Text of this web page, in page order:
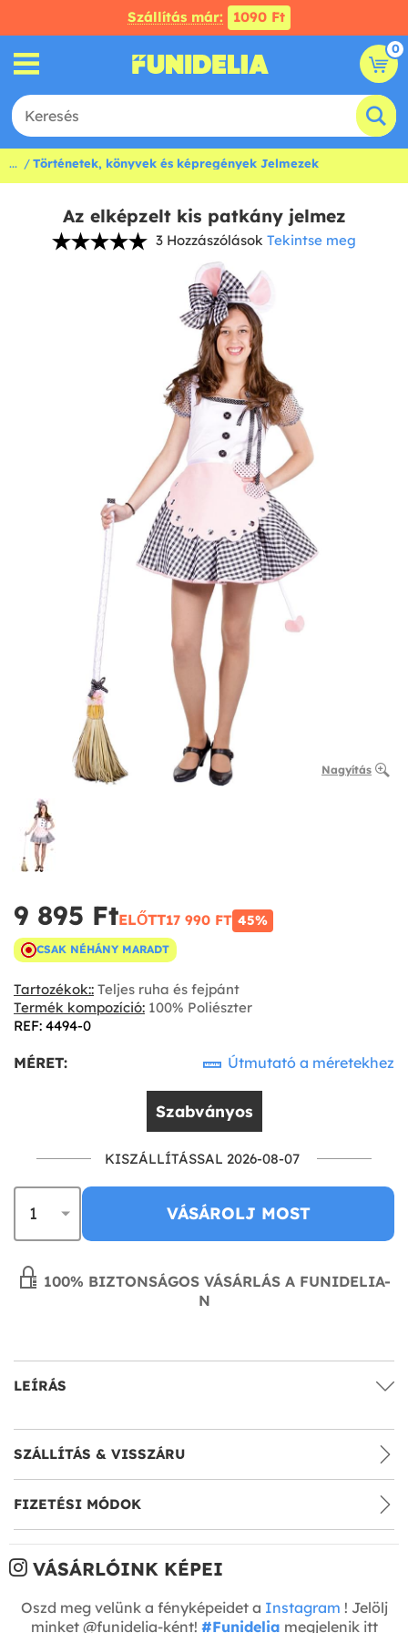
Szállítás már: 1090 Ft
0
... Történetek, könyvek és képregények Jelmezek
Az elképzelt kis patkány jelmez
3 Hozzászólások Tekintse meg
Nagyítás
9 895 Ft‎ELŐTT17 990 FT‎ 45%
CSAK NÉHÁNY MARADT
Tartozékok:: Teljes ruha és fejpánt
Termék kompozíció: 100% Poliészter
REF: 4494-0
MÉRET: Útmutató a méretekhez
Szabványos
KISZÁLLÍTÁSSAL 2026-08-07
VÁSÁROLJ MOST
100% BIZTONSÁGOS VÁSÁRLÁS A FUNIDELIA-
N
LEÍRÁS
SZÁLLÍTÁS & VISSZÁRU
FIZETÉSI MÓDOK
VÁSÁRLÓINK KÉPEI
Oszd meg velünk a fényképeidet a Instagram ! Jelölj
minket @funidelia-ként! #Funidelia megjelenik itt